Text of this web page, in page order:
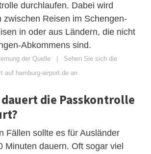
durchlaufen. Dabei wird
zwischen Reisen im Schengen-
in oder aus Ländern, die nicht
Abkommens sind.
der Quelle
Sehen Sie sich die
auf hamburg-airport.de an
die Passkontrolle
Fällen sollte es für Ausländer
Minuten dauern. Oft sogar viel